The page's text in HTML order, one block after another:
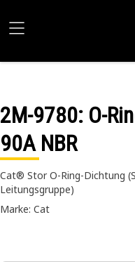
2M-9780: O-
90A NBR
Cat® Stor O-Ring-Dichtung
Leitungsgruppe)
Marke: Cat